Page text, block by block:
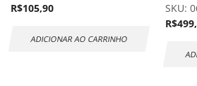
R$105,90
ADICIONAR AO CARRINHO
SKU:
R$